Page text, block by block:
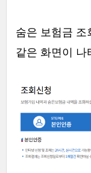
숨은 보험금 조
같은 화면이 나